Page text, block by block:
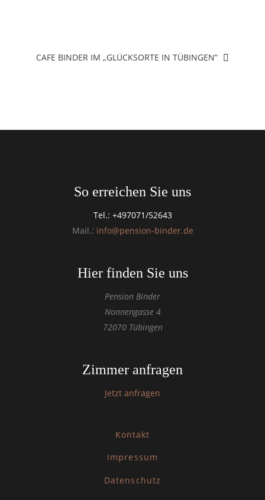
CAFE BINDER IM „GLÜCKSORTE IN TÜBINGEN“
So erreichen Sie uns
Tel.: +497071/52643
Mail.: info@pension-binder.de
Hier finden Sie uns
Pension Binder
Nonnengasse 4
72070 Tübingen
Zimmer anfragen
Jetzt anfragen
Kontakt
Impressum
Datenschutz